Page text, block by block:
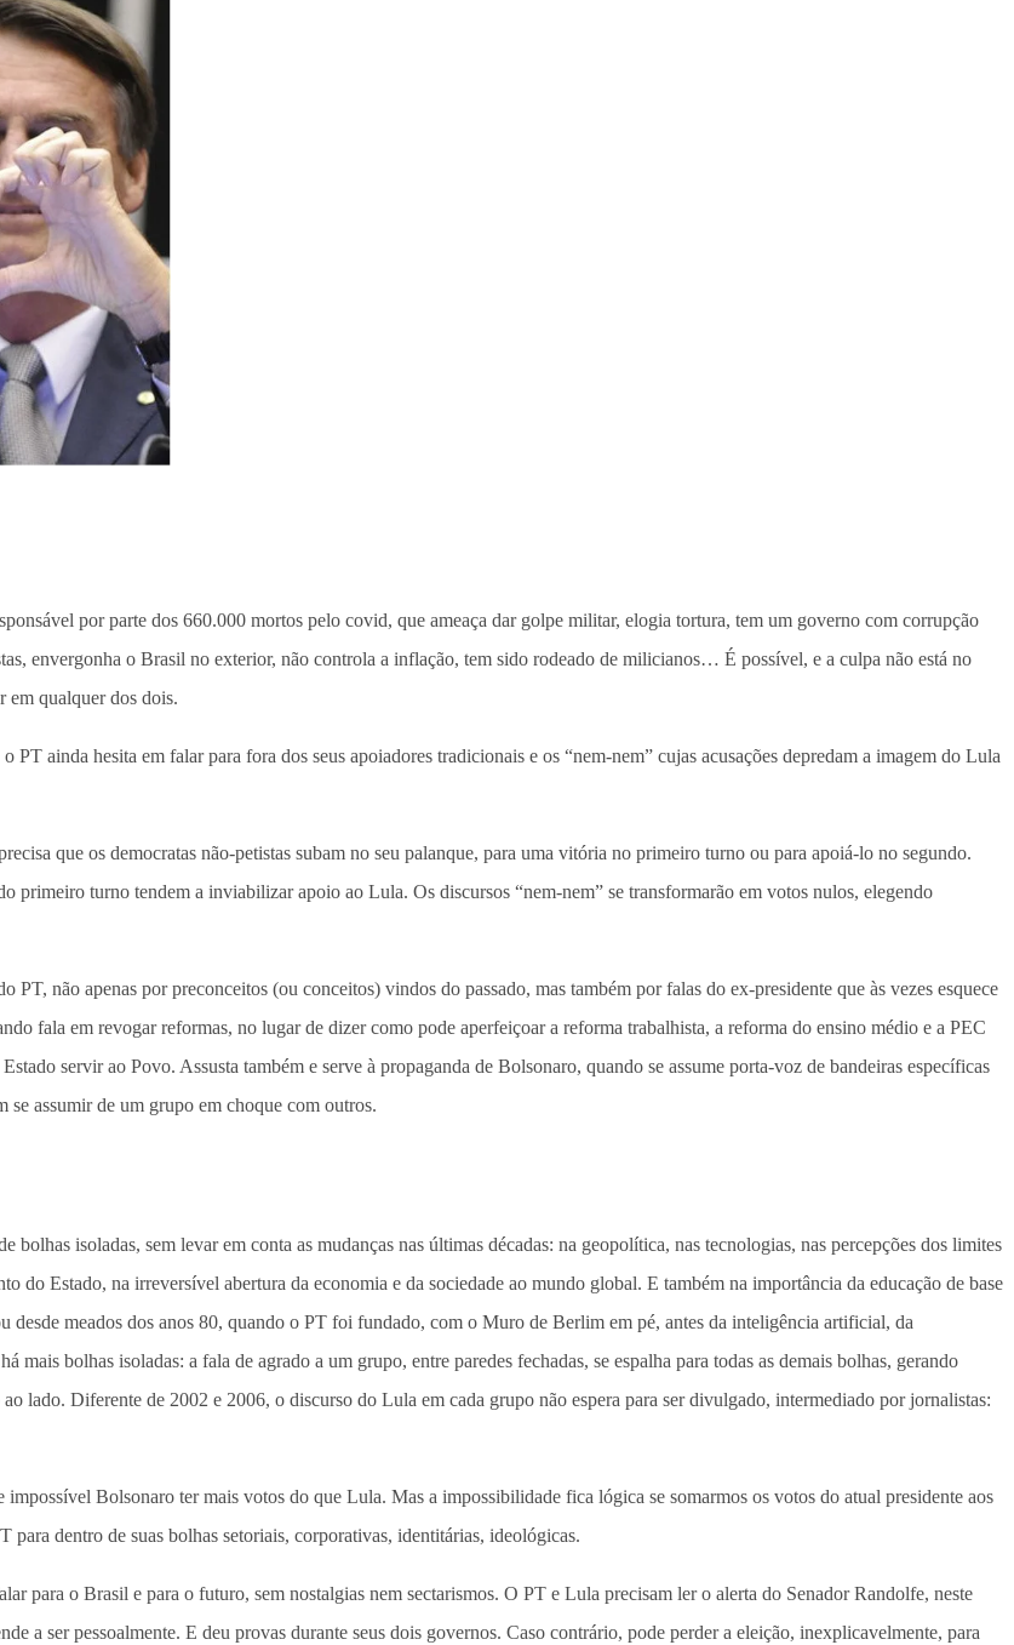
por parte dos 660.000 mortos pelo covid, que ameaça dar golpe militar, elogia tortura, tem um governo com corrupção
envergonha o Brasil no exterior, não controla a inflação, tem sido rodeado de milicianos… É possível, e a culpa não está no
em qualquer dos dois.
ainda hesita em falar para fora dos seus apoiadores tradicionais e os “nem-nem” cujas acusações depredam a imagem do Lula
que os democratas não-petistas subam no seu palanque, para uma vitória no primeiro turno ou para apoiá-lo no segundo.
primeiro turno tendem a inviabilizar apoio ao Lula. Os discursos “nem-nem” se transformarão em votos nulos, elegendo
não apenas por preconceitos (ou conceitos) vindos do passado, mas também por falas do ex-presidente que às vezes esquece
fala em revogar reformas, no lugar de dizer como pode aperfeiçoar a reforma trabalhista, a reforma do ensino médio e a PEC
servir ao Povo. Assusta também e serve à propaganda de Bolsonaro, quando se assume porta-voz de bandeiras específicas
se assumir de um grupo em choque com outros.
isoladas, sem levar em conta as mudanças nas últimas décadas: na geopolítica, nas tecnologias, nas percepções dos limites
do Estado, na irreversível abertura da economia e da sociedade ao mundo global. E também na importância da educação de base
meados dos anos 80, quando o PT foi fundado, com o Muro de Berlim em pé, antes da inteligência artificial, da
bolhas isoladas: a fala de agrado a um grupo, entre paredes fechadas, se espalha para todas as demais bolhas, gerando
lado. Diferente de 2002 e 2006, o discurso do Lula em cada grupo não espera para ser divulgado, intermediado por jornalistas:
Bolsonaro ter mais votos do que Lula. Mas a impossibilidade fica lógica se somarmos os votos do atual presidente aos
dentro de suas bolhas setoriais, corporativas, identitárias, ideológicas.
para o Brasil e para o futuro, sem nostalgias nem sectarismos. O PT e Lula precisam ler o alerta do Senador Randolfe, neste
a ser pessoalmente. E deu provas durante seus dois governos. Caso contrário, pode perder a eleição, inexplicavelmente, para